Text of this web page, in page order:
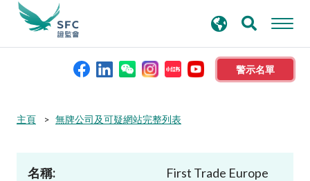
警示名單
本會簡介
尋
主頁 無牌公司及可疑網站完整列表
名稱: First Trade Europe